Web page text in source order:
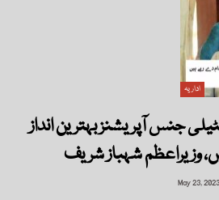
اداریہ
جنس آپریشنز بہترین انداز
وزیراعظم شہباز شریف
May 23, 2023